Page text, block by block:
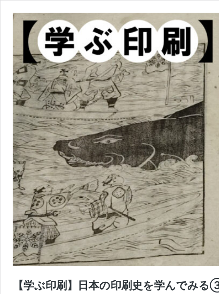
【学ぶ印刷】日本の印刷史を学んでみ